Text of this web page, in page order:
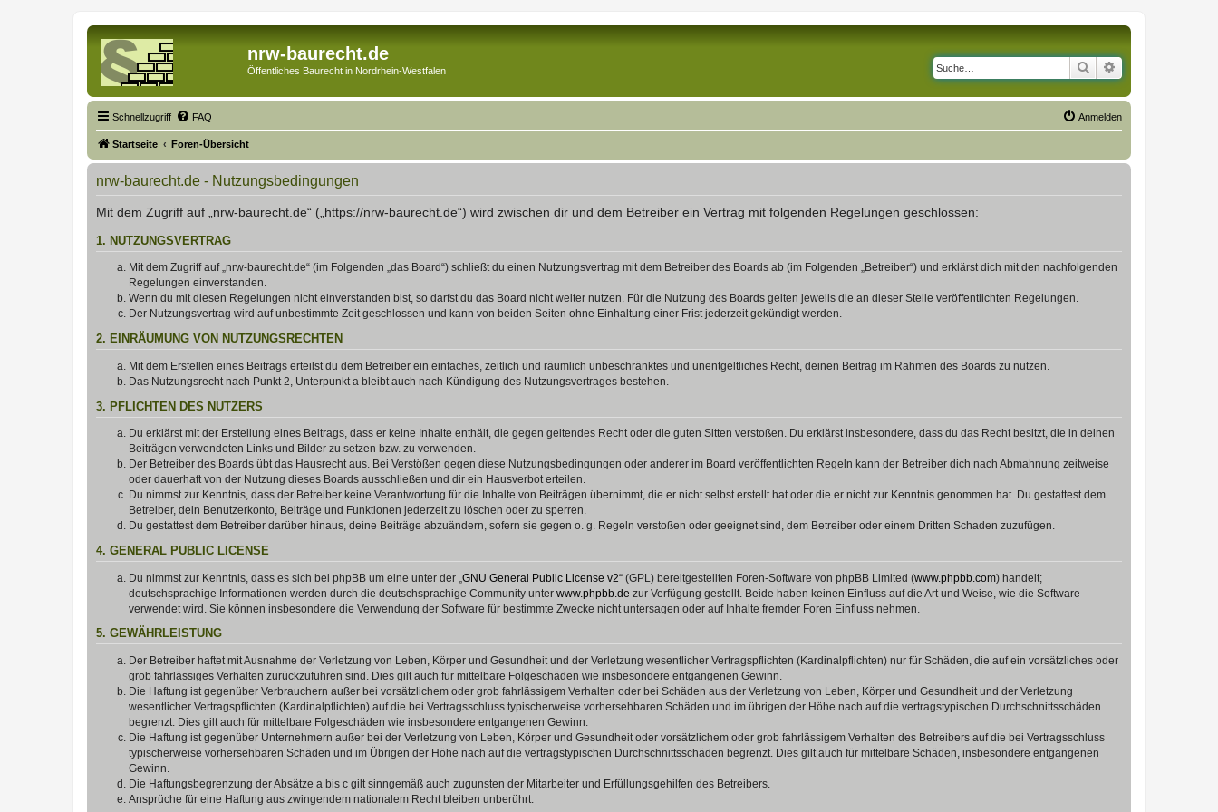
nrw-baurecht.de
Öffentliches Baurecht in Nordrhein-Westfalen Suche
Schnellzugriff FAQ Anmelden
Startseite Foren-Übersicht
nrw-baurecht.de - Nutzungsbedingungen
Mit dem Zugriff auf „nrw-baurecht.de“ („https://nrw-baurecht.de“) wird zwischen dir und dem Betreiber ein Vertrag mit folgenden Regelungen geschlossen:
1. NUTZUNGSVERTRAG
Mit dem Zugriff auf „nrw-baurecht.de“ (im Folgenden „das Board“) schließt du einen Nutzungsvertrag mit dem Betreiber des Boards ab (im Folgenden „Betreiber“) und erklärst dich mit den nachfolgenden
Regelungen einverstanden.
Wenn du mit diesen Regelungen nicht einverstanden bist, so darfst du das Board nicht weiter nutzen. Für die Nutzung des Boards gelten jeweils die an dieser Stelle veröffentlichten Regelungen.
Der Nutzungsvertrag wird auf unbestimmte Zeit geschlossen und kann von beiden Seiten ohne Einhaltung einer Frist jederzeit gekündigt werden.
2. EINRÄUMUNG VON NUTZUNGSRECHTEN
Mit dem Erstellen eines Beitrags erteilst du dem Betreiber ein einfaches, zeitlich und räumlich unbeschränktes und unentgeltliches Recht, deinen Beitrag im Rahmen des Boards zu nutzen.
Das Nutzungsrecht nach Punkt 2, Unterpunkt a bleibt auch nach Kündigung des Nutzungsvertrages bestehen.
3. PFLICHTEN DES NUTZERS
Du erklärst mit der Erstellung eines Beitrags, dass er keine Inhalte enthält, die gegen geltendes Recht oder die guten Sitten verstoßen. Du erklärst insbesondere, dass du das Recht besitzt, die in deinen
Beiträgen verwendeten Links und Bilder zu setzen bzw. zu verwenden.
Der Betreiber des Boards übt das Hausrecht aus. Bei Verstößen gegen diese Nutzungsbedingungen oder anderer im Board veröffentlichten Regeln kann der Betreiber dich nach Abmahnung zeitweise
oder dauerhaft von der Nutzung dieses Boards ausschließen und dir ein Hausverbot erteilen.
Du nimmst zur Kenntnis, dass der Betreiber keine Verantwortung für die Inhalte von Beiträgen übernimmt, die er nicht selbst erstellt hat oder die er nicht zur Kenntnis genommen hat. Du gestattest dem
Betreiber, dein Benutzerkonto, Beiträge und Funktionen jederzeit zu löschen oder zu sperren.
Du gestattest dem Betreiber darüber hinaus, deine Beiträge abzuändern, sofern sie gegen o. g. Regeln verstoßen oder geeignet sind, dem Betreiber oder einem Dritten Schaden zuzufügen.
4. GENERAL PUBLIC LICENSE
Du nimmst zur Kenntnis, dass es sich bei phpBB um eine unter der „ GNU General Public License v2“ (GPL) bereitgestellten Foren-Software von phpBB Limited (www.phpbb.com) handelt;
deutschsprachige Informationen werden durch die deutschsprachige Community unter www.phpbb.de zur Verfügung gestellt. Beide haben keinen Einfluss auf die Art und Weise, wie die Software
verwendet wird. Sie können insbesondere die Verwendung der Software für bestimmte Zwecke nicht untersagen oder auf Inhalte fremder Foren Einfluss nehmen.
5. GEWÄHRLEISTUNG
Der Betreiber haftet mit Ausnahme der Verletzung von Leben, Körper und Gesundheit und der Verletzung wesentlicher Vertragspflichten (Kardinalpflichten) nur für Schäden, die auf ein vorsätzliches oder
grob fahrlässiges Verhalten zurückzuführen sind. Dies gilt auch für mittelbare Folgeschäden wie insbesondere entgangenen Gewinn.
Die Haftung ist gegenüber Verbrauchern außer bei vorsätzlichem oder grob fahrlässigem Verhalten oder bei Schäden aus der Verletzung von Leben, Körper und Gesundheit und der Verletzung
wesentlicher Vertragspflichten (Kardinalpflichten) auf die bei Vertragsschluss typischerweise vorhersehbaren Schäden und im übrigen der Höhe nach auf die vertragstypischen Durchschnittsschäden
begrenzt. Dies gilt auch für mittelbare Folgeschäden wie insbesondere entgangenen Gewinn.
Die Haftung ist gegenüber Unternehmern außer bei der Verletzung von Leben, Körper und Gesundheit oder vorsätzlichem oder grob fahrlässigem Verhalten des Betreibers auf die bei Vertragsschluss
typischerweise vorhersehbaren Schäden und im Übrigen der Höhe nach auf die vertragstypischen Durchschnittsschäden begrenzt. Dies gilt auch für mittelbare Schäden, insbesondere entgangenen
Gewinn.
Die Haftungsbegrenzung der Absätze a bis c gilt sinngemäß auch zugunsten der Mitarbeiter und Erfüllungsgehilfen des Betreibers.
Ansprüche für eine Haftung aus zwingendem nationalem Recht bleiben unberührt.